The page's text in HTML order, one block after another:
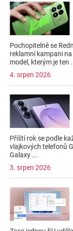
Pochopitelně se
reklamní kampani
model, kterým je ten
4. srpen 2026
Příští rok se podle
vlajkových telefonů
Galaxy ...
3. srpen 2026